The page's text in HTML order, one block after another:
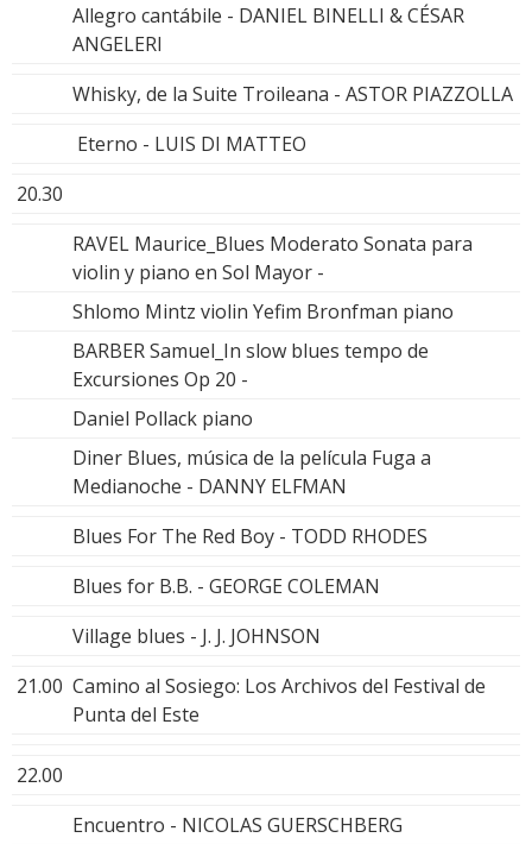
Allegro cantábile - DANIEL BINELLI & CÉSAR
ANGELERI
Whisky, de la Suite Troileana - ASTOR PIAZZOLLA
Eterno - LUIS DI MATTEO
20.30
RAVEL Maurice_Blues Moderato Sonata para
violin y piano en Sol Mayor -
Shlomo Mintz violin Yefim Bronfman piano
BARBER Samuel_In slow blues tempo de
Excursiones Op 20 -
Daniel Pollack piano
Diner Blues, música de la película Fuga a
Medianoche - DANNY ELFMAN
Blues For The Red Boy - TODD RHODES
Blues for B.B. - GEORGE COLEMAN
Village blues - J. J. JOHNSON
21.00 Camino al Sosiego: Los Archivos del Festival de
Punta del Este
22.00
Encuentro - NICOLAS GUERSCHBERG